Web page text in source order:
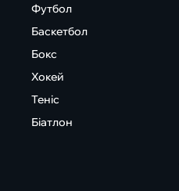
Футбол
Баскетбол
Бокс
Хокей
Теніс
Біатлон